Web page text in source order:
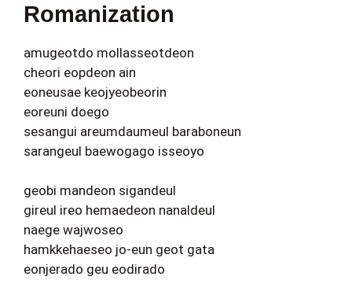
Romanization
amugeotdo mollasseotdeon
cheori eopdeon ain
eoneusae keojyeobeorin
eoreuni doego
sesangui areumdaumeul baraboneun
sarangeul baewogago isseoyo
geobi mandeon sigandeul
gireul ireo hemaedeon nanaldeul
naege wajwoseo
hamkkehaeseo jo-eun geot gata
eonjerado geu eodirado